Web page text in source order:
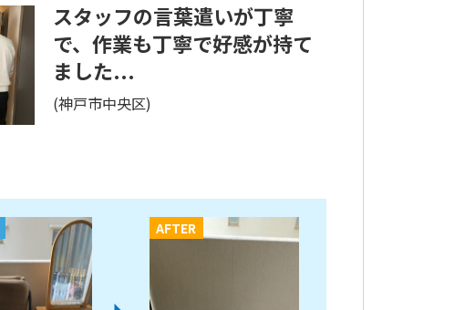
スタッフの言葉遣いが丁寧
で、作業も丁寧で好感が持て
ました...
(神戸市中央区)
AFTER